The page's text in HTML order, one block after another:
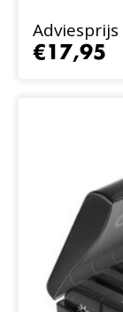
Adviesprijs
€17,95